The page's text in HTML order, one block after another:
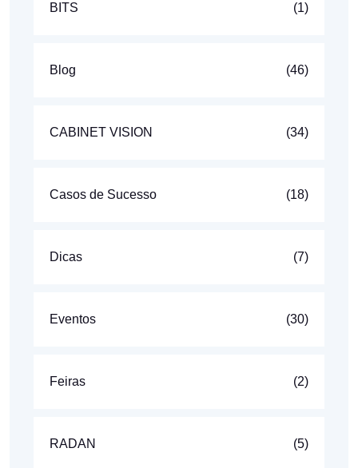
BITS (1)
Blog (46)
CABINET VISION (34)
Casos de Sucesso (18)
Dicas (7)
Eventos (30)
Feiras (2)
RADAN (5)